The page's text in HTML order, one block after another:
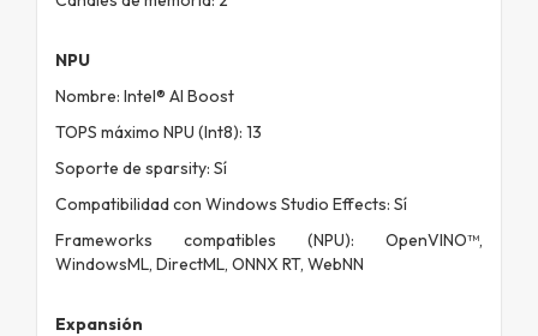
NPU
Nombre: Intel® AI Boost
TOPS máximo NPU (Int8): 13
Soporte de sparsity: Sí
Compatibilidad con Windows Studio Effects: Sí
Frameworks compatibles (NPU): OpenVINO™,
WindowsML, DirectML, ONNX RT, WebNN
Expansión